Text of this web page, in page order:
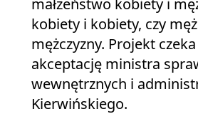
kobiety i kobiety, czy
mężczyzny. Projekt
akceptację ministra
wewnętrznych i
Kierwińskiego.